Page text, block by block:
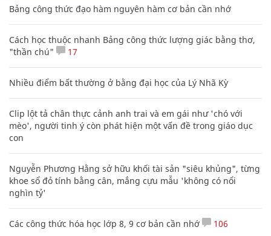
Bảng công thức đạo hàm nguyên hàm cơ bản cần nhớ
Cách học thuộc nhanh Bảng công thức lượng giác bằng thơ,
"thần chú"
17
Nhiều điểm bất thường ở bằng đại học của Lý Nhã Kỳ
Clip lột tả chân thực cảnh anh trai và em gái như 'chó với
mèo', người tinh ý còn phát hiện một vấn đề trong giáo dục
con
Nguyễn Phương Hằng sở hữu khối tài sản "siêu khủng", từng
khoe sổ đỏ tính bằng cân, mắng cựu mẫu 'không có nổi
nghìn tỷ'
Các công thức hóa học lớp 8, 9 cơ bản cần nhớ 106